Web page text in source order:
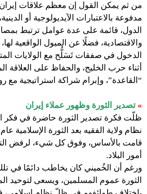
من ثم يمكن القول إن معظم علاقات
مدفوعة بالاعتبارات الآيديولوجية أو
الدول، قائمة على عدة عوامل ترتبط
والاقتصادية، فضلًا عن الميول الواقعية
الدخول في صفقات تَسَلُّح مع الولايات
أثناء حرب الخليج، والحفاظ على العلاقة
“القاعدة”، وإبرام شراكة استراتيجية مع
» تصدير الثورة وظهور عملاء إيران
ظلّت فكرة تصدير الثورة حاضرة في فكر
قامت بالأساس، وفوق كل شيء، لرفض
أمور البلاد.
ورغم أن الخُميني كان يخاطب دائمًا في
الثورة عموم المسلمين، ويسعى لتوحيد